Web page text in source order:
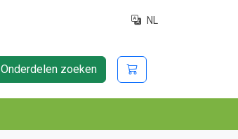
NL
Onderdelen zoeken